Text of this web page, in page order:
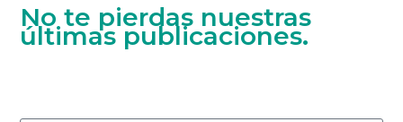
No te pierdas nuestras
últimas publicaciones.